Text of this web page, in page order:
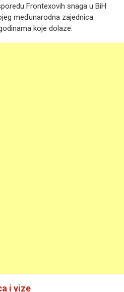
Frontexovih snaga u BiH
međunarodna zajednica
koje dolaze.
i vize